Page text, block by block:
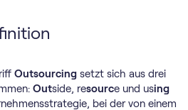
Outsourcing setzt sich aus drei
Outside, resource und using
bei der von einem